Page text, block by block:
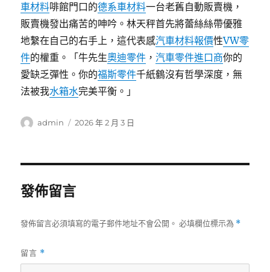
車材料啡館門口的德系車材料一台老舊自動販賣機，
販賣機發出痛苦的呻吟。林天秤首先將蕾絲絲帶優雅
地繫在自己的右手上，這代表感汽車材料報價性VW零
件的權重。「牛先生奧迪零件 ，汽車零件進口商你的
愛缺乏彈性。你的福斯零件千紙鶴沒有哲學深度，無
法被我水箱水完美平衡。」
作
admin
發
2026 年 2 月 3 日
發佈留言
發佈留言必須填寫的電子郵件地址不會公開。 必填欄位標示為 *
留言 *